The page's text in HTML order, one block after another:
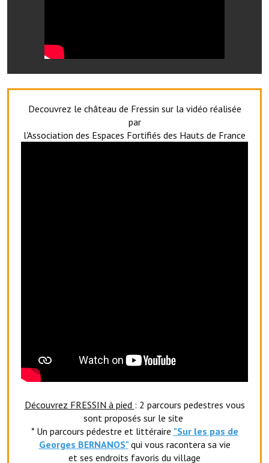
France Renov
Déchets ménagers, tri sélectif, encombrants
Services publics communaux
Démarches administratives
Exploitants agricoles
Artisans
Agents immobiliers
Réserver une salle
Salle Georges Delépine
Decouvrez le château de Fressin sur la vidéo réalisée
par
l'Association des Espaces Fortifiés des Hauts de France
Découvrez FRESSIN à pied : 2 parcours pedestres vous
sont proposés sur le site
* Un parcours pédestre et littéraire "Sur les pas de
Georges BERNANOS" qui vous racontera sa vie
et ses endroits favoris du village